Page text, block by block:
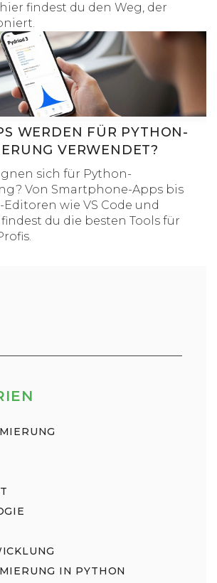
findest du den Weg, der
WERDEN FÜR PYTHON-
VERWENDET?
sich für Python-
Von Smartphone-Apps bis
wie VS Code und
du die besten Tools für
IN PYTHON